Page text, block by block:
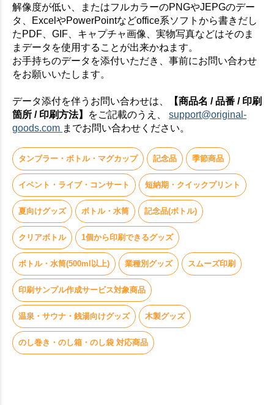
解像度が低い、またはフルカラーのPNGやJEPGのデー
タ、ExcelやPowerPointなどoffice系ソフトから書きだし
たPDF、GIF、キャプチャ画像、実物写真などはそのま
まデータを使用することが出来かねます。
お手持ちのデータを添付いただき、事前にお問い合わせ
をお願いいたします。
データ添付を伴うお問い合わせは、
【商品名 / 品番 / 印刷
箇所 / 印刷方法】
をご記載のうえ、 support@original-
goods.com までお問い合わせください。
タンブラー・ボトル・マグカップ 記念品 季節商品
イベント・ライブ・コンサート 短納期・クイックプリント
夏向けグッズ ボトル・水筒 記念品(ボトル)
クリアボトル 1個から印刷できるグッズ
ボトル・水筒(500ml以上) 業種別グッズ スムーズ印刷
印刷サンプル作成サービス対象商品
温泉・サウナ・銭湯向けグッズ 木製グッズ
のし巻き・のし箱・のし袋 対応商品